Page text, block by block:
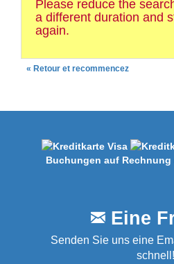
Please reduce the
a different duration and
again.
« Retour et recommencez
Buchungen auf
Eine
Senden Sie uns eine
schnell!